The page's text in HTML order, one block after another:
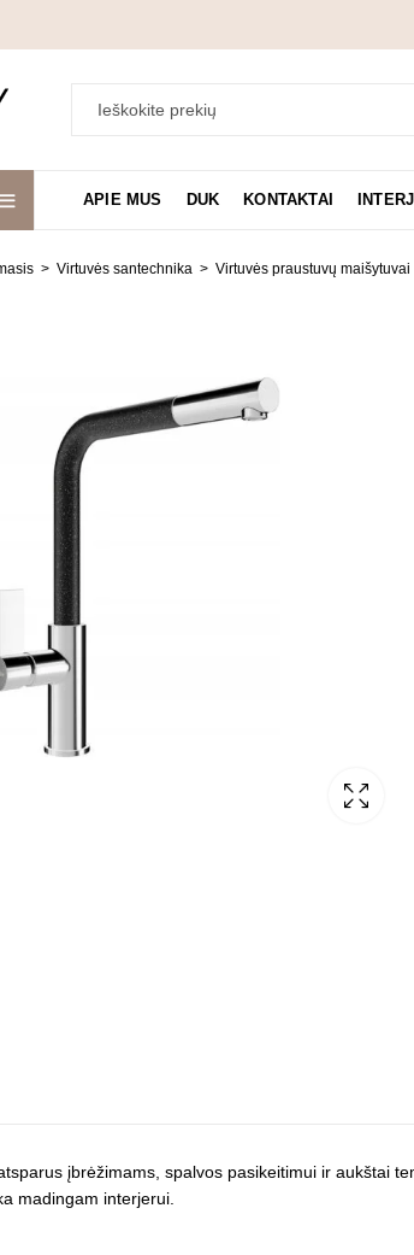
APIE MUS DUK KONTAKTAI
Virtuvės santechnika Virtuvės praustuvų maišytuvai
įbrėžimams, spalvos pasikeitimui ir aukštai
madingam interjerui.